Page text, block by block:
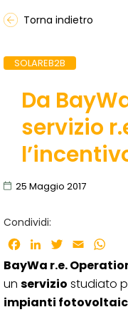
Torna indietro
SOLAREB2B
Da
servizio
25 Maggio 2017
Condividi:
Facebook
LinkedInTwitter
Email
BayWa r.e.
un servizio studiato
impianti